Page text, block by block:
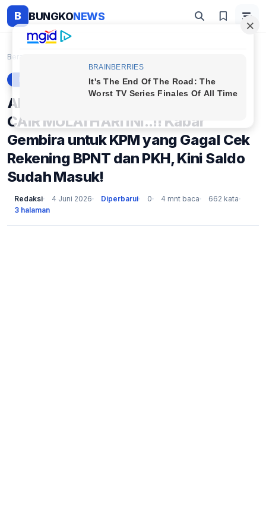
B BUNGKONEWS
Beranda
Alhamdulillah, 4 BANSOS RESMI
CAIR MULAI HARI INI..!! Kabar
Gembira untuk KPM yang Gagal Cek
Rekening BPNT dan PKH, Kini Saldo
Sudah Masuk!
Redaksi 4 Juni 2026 Diperbarui 0 4 mnt baca
662 kata
3 halaman